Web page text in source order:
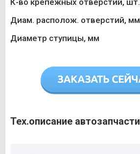
К-во крепежных отверстий, шт.
Диам. располож. отверстий, мм
Диаметр ступицы, мм
Тех.описание автозапчасти